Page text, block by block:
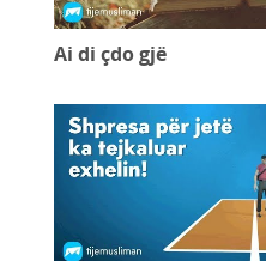
Ai di çdo gjë